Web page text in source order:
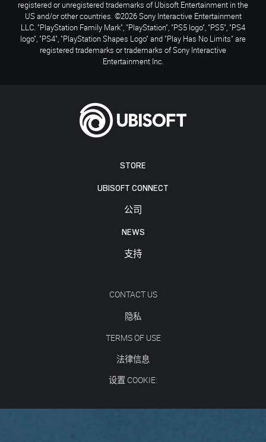
STORE
UBISOFT CONNECT
公司
NEWS
支持
CONTACT US
隐私
TERMS OF USE
法律信息
设置 COOKIE:
registered or unregistered trademarks of Ubisoft Entertainment in the
US and/or other countries. ©2026 Sony Interactive Entertainment
LLC. "PlayStation Family Mark", "PlayStation", "PS5 logo", "PS5", "PS4
logo", "PS4", "PlayStation Shapes Logo" and "Play Has No Limits" are
registered trademarks or trademarks of Sony Interactive
Entertainment Inc.